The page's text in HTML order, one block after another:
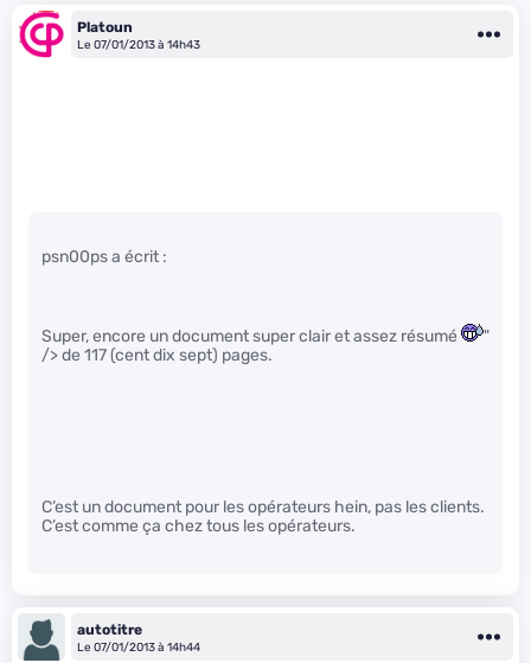
Platoun
Le 07/01/2013 à 14h43
psn00ps a écrit :
Super, encore un document super clair et assez résumé
"
/> de 117 (cent dix sept) pages.
C’est un document pour les opérateurs hein, pas les clients.
C’est comme ça chez tous les opérateurs.
autotitre
Le 07/01/2013 à 14h44